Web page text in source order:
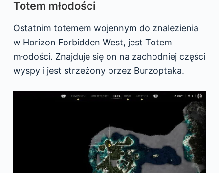
Totem młodości
Ostatnim totemem wojennym do znalezienia
w Horizon Forbidden West, jest Totem
młodości. Znajduje się on na zachodniej części
wyspy i jest strzeżony przez Burzoptaka.